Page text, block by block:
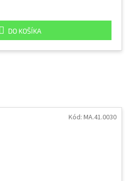
Kód: MA.41.0030
DO KOŠÍKA